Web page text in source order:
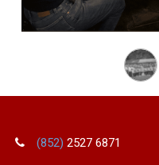
(852)2527 6871